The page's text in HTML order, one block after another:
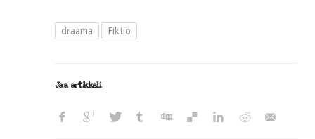
draama Fiktio
Jaa artikkeli